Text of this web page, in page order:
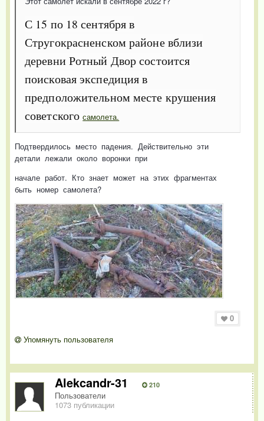
С 15 по 18 сентября в
Стругокрасненском районе вблизи
деревни Ротный Двор состоится
поисковая экспедиция в
предположительном месте крушения
советскогосамолета.
Подтвердилось место падения. Действительно эти
детали лежали около воронки при
начале работ. Кто знает может на этих фрагментах
быть номер самолета?
0
Упомянуть пользователя
Alekcandr-31 210
Пользователи
1073 публикации